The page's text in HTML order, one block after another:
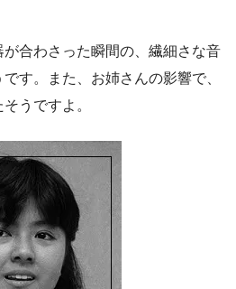
合わさった瞬間の、繊細さな音
す。また、お姉さんの影響で、
うですよ。